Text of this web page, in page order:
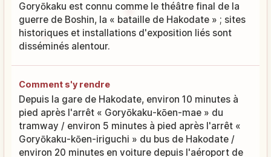
Goryōkaku est connu comme le théâtre final de la
guerre de Boshin, la « bataille de Hakodate » ; sites
historiques et installations d'exposition liés sont
disséminés alentour.
Comment s'y rendre
Depuis la gare de Hakodate, environ 10 minutes à
pied après l'arrêt « Goryōkaku-kōen-mae » du
tramway / environ 5 minutes à pied après l'arrêt «
Goryōkaku-kōen-iriguchi » du bus de Hakodate /
environ 20 minutes en voiture depuis l'aéroport de